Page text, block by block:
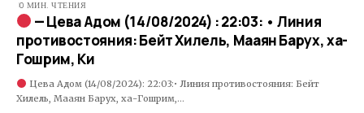
0 МИН. ЧТЕНИЯ
— Цева Адом (14/08/2024) : 22:03: • Линия
противостояния: Бейт Хилель, Мааян Барух, ха-
Гошрим, Ки
Цева Адом (14/08/2024): 22:03:• Линия противостояния: Бейт
Хилель, Мааян Барух, ха-Гошрим,…